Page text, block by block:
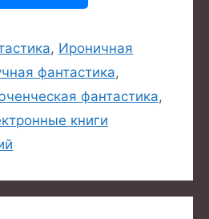
, Ироничная
фантастика,
фантастика,
книги